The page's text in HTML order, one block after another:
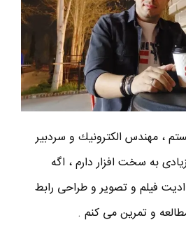
، مهندس الكترونيك و سردبير
به سخت افزار دارم ، اگه
فیلم و تصویر و طراحی رابط
و تمرین می کنم .